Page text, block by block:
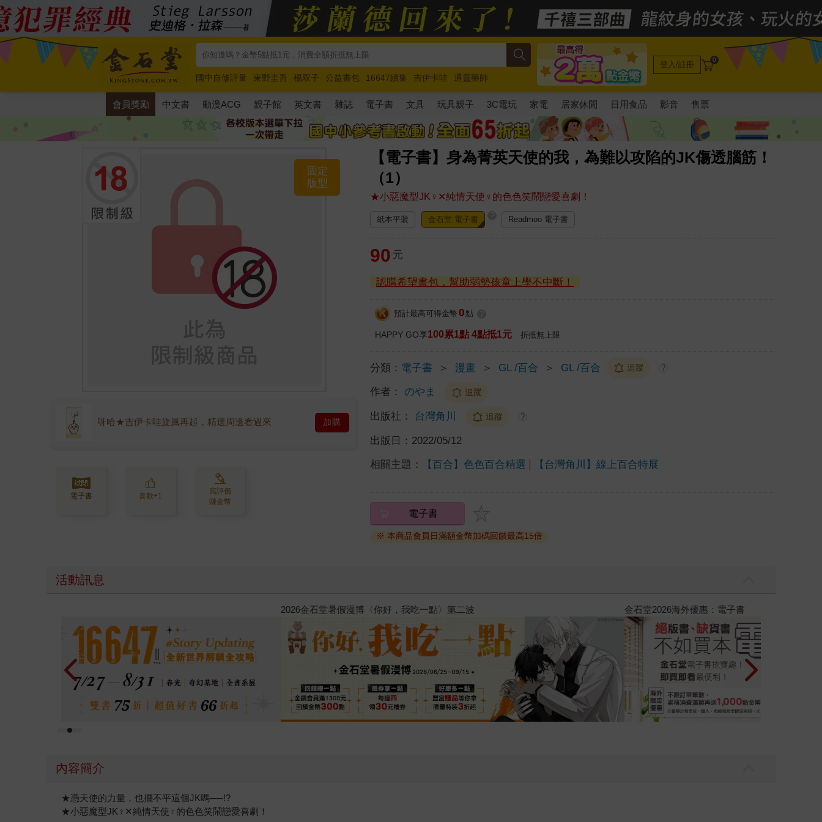
國中自修評量 東野圭吾 楊双子 公益書包 16647續集 吉伊卡哇
通靈藥師
唯紅花綻放
奧德賽 路邊攤新作 馬斯克 玩具總動員5 超慢跑
登入/註冊 0
會員獎勵 中文書 動漫ACG 親子館 英文書 雜誌 電子書 文具 玩具親子 3C電玩 家電 居家休閒 日用食品 影音 售票
【電子書】身為菁英天使的我，為難以攻陷的JK傷透腦筋！
（1）
★小惡魔型JK♀✕純情天使♀的色色笑鬧戀愛喜劇！
固定
版型
呀哈★吉伊卡哇旋風再起，精選周邊看過來 加購
電子書 喜歡+1
寫評價
賺金幣
紙本平裝 金石堂 電子書 Readmoo 電子書
90 元
認購希望書包，幫助弱勢孩童上學不中斷！
預計最高可得金幣 0 點
HAPPY GO享100累1點 4點抵1元 折抵無上限
分類： 電子書 ＞ 漫畫 ＞ GL /百合 ＞ GL /百合 追蹤 ?
作者： のやま 追蹤
出版社： 台灣角川 追蹤 ?
出版日： 2022/05/12
相關主題： 【百合】色色百合精選 【台灣角川】線上百合特展
電子書
※ 本商品會員日滿額金幣加碼回饋最高15倍
活動訊息
原本只是跟全校第一美少女商量彼此摯友的戀愛煩惱，不知不覺間她竟成為我最親近
的存在（１）
內容簡介
★憑天使的力量，也擺不平這個JK嗎──!?
★小惡魔型JK♀✕純情天使♀的色色笑鬧戀愛喜劇！